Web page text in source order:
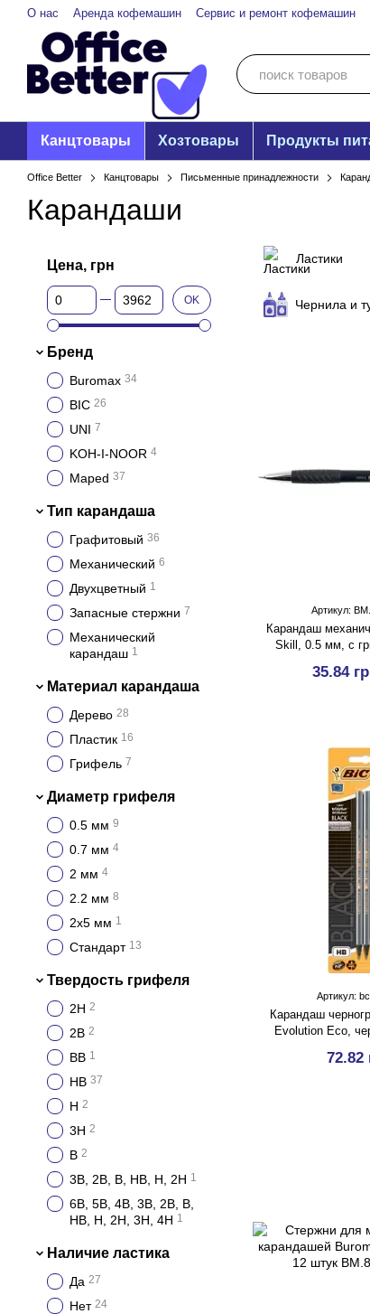
Перейти к основному контенту
О нас Аренда кофемашин Сервис и ремонт кофемашин
Канцтовары Хозтовары Продукты
Office Better Канцтовары Письменные принадлежности
Карандаши
Ластики
Чернила и
Артикул:
Карандаш
Skill, 0.5 мм, с
35.84
Артикул:
Карандаш
Evolution Eco,
72.82
Цена, грн
От Цена, грн
До Цена, грн OK
Бренд
Buromax 34
BIC 26
UNI 7
KOH-I-NOOR 4
Maped 37
Тип карандаша
Графитовый 36
Механический 6
Двухцветный 1
Запасные стержни 7
Механический
карандаш 1
Материал карандаша
Дерево 28
Пластик 16
Грифель 7
Диаметр грифеля
0.5 мм 9
0.7 мм 4
2 мм 4
2.2 мм 8
2х5 мм 1
Стандарт 13
Твердость грифеля
2Н 2
2В 2
ВВ 1
НВ 37
Н 2
3Н 2
B 2
3B, 2B, B, HB, H, 2H 1
6B, 5B, 4B, 3B, 2B, B,
HB, H, 2H, 3H, 4H 1
Наличие ластика
Да 27
Нет 24